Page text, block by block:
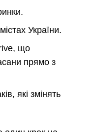
України.
що
прямо з
які змінять